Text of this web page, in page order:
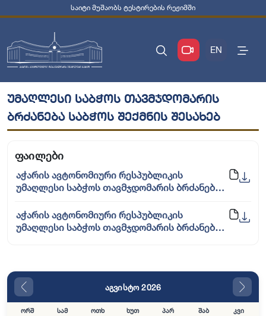
საიტი მუშაობს ტესტირების რეჟიმში
EN
უმაღლესი საბჭოს თავმჯდომარის
ბრძანება საბჭოს შექმნის შესახებ
ფაილები
აჭარის ავტონომიური რესპუბლიკის
უმაღლესი საბჭოს თავმჯდომარის ბრძანება
უმაღლესი საბჭოს თავმჯდომარის
სათათბირო ორგანოს - ხაზინადართა საბჭოს
აჭარის ავტონომიური რესპუბლიკის
უმაღლესი საბჭოს თავმჯდომარის ბრძანება
შემადგენლობისა და ხაზინადართა საბჭოს
დებულების დამტკიცების შესახებ, 16. 12.
2020 წ.
აგვისტო 2026
ორშ სამ ოთხ ხუთ პარ შაბ კვი